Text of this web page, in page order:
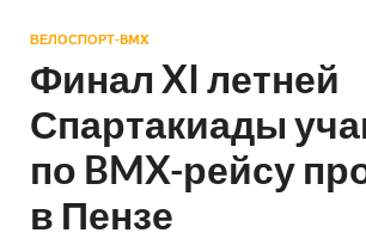
ВЕЛОСПОРТ-BMX
Финал XI летней
Спартакиады
по BMX-рейсу
в Пензе